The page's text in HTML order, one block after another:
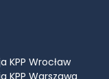
KPP Wrocław
KPP Warszawa